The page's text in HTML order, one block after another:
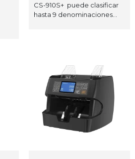
CS-910S+ puede clasificar
hasta 9 denominaciones...